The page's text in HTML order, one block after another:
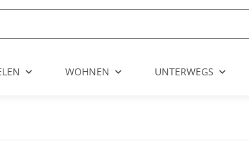
WOHNEN UNTERWEGS